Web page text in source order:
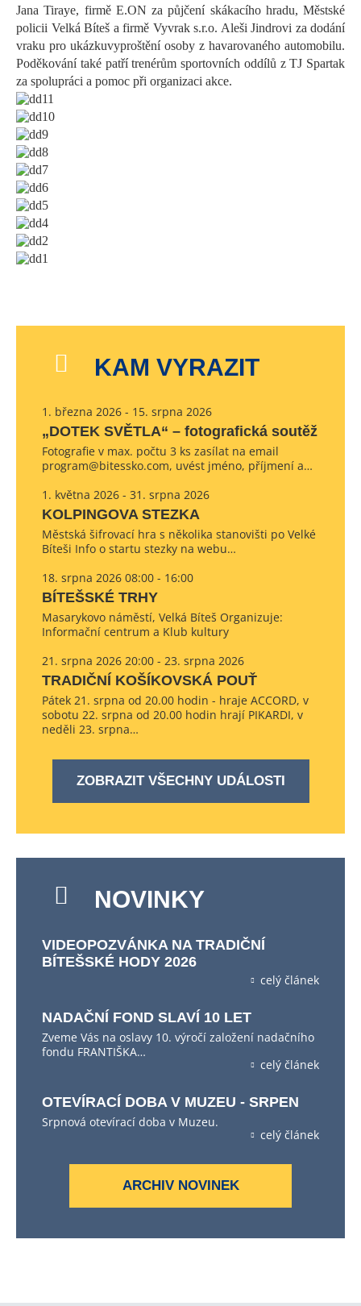
JanaTiraye, firmě E.ON za půjčení skákacího hradu, Městské
policii Velká Bíteš a firmě Vyvraks.r.o. Aleši Jindrovi za dodání
vraku pro ukázkuvyproštění osoby z havarovaného automobilu.
Poděkování také patří trenérům sportovních oddílů z TJ Spartak
za spolupráci a pomoc při organizaci akce.
KAM VYRAZIT
1. března 2026 - 15. srpna 2026
„DOTEK SVĚTLA“ – fotografická soutěž
Fotografie v max. počtu 3 ks zasílat na email
program@bitessko.com, uvést jméno, příjmení a…
1. května 2026 - 31. srpna 2026
KOLPINGOVA STEZKA
Městská šifrovací hra s několika stanovišti po Velké
Bíteši Info o startu stezky na webu…
18. srpna 2026 08:00 - 16:00
BÍTEŠSKÉ TRHY
Masarykovo náměstí, Velká Bíteš Organizuje:
Informační centrum a Klub kultury
21. srpna 2026 20:00 - 23. srpna 2026
TRADIČNÍ KOŠÍKOVSKÁ POUŤ
Pátek 21. srpna od 20.00 hodin - hraje ACCORD, v
sobotu 22. srpna od 20.00 hodin hrají PIKARDI, v
neděli 23. srpna…
ZOBRAZIT VŠECHNY UDÁLOSTI
NOVINKY
VIDEOPOZVÁNKA NA TRADIČNÍ
BÍTEŠSKÉ HODY 2026
celý článek
NADAČNÍ FOND SLAVÍ 10 LET
Zveme Vás na oslavy 10. výročí založení nadačního
fondu FRANTIŠKA…
celý článek
OTEVÍRACÍ DOBA V MUZEU - SRPEN
Srpnová otevírací doba v Muzeu.
celý článek
ARCHIV NOVINEK